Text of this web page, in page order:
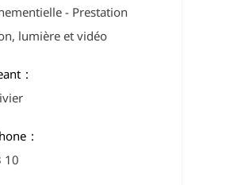
- Prestation
lumière et vidéo
10